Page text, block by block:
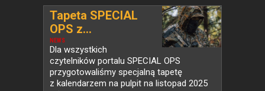
NEWS
Tapeta SPECIAL
OPS z...
Dla wszystkich
czytelników portalu SPECIAL OPS
przygotowaliśmy specjalną tapetę
z kalendarzem na pulpit na listopad 2025